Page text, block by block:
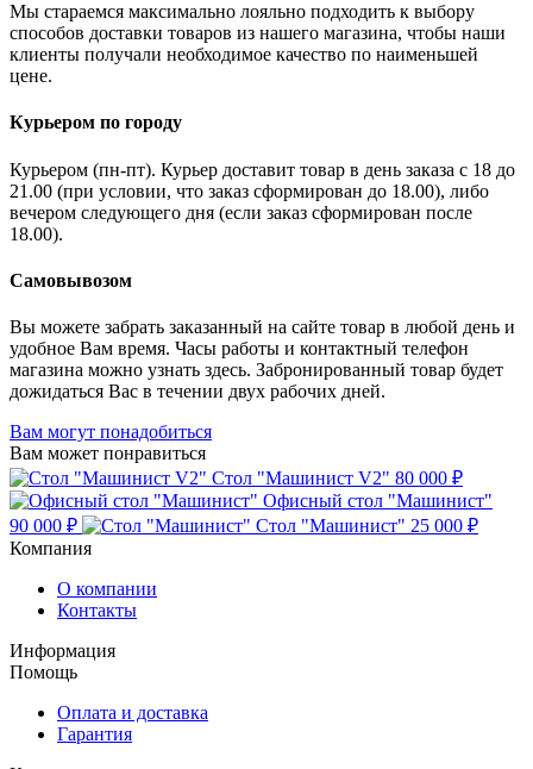
Мы стараемся максимально лояльно подходить к выбору
способов доставки товаров из нашего магазина, чтобы наши
клиенты получали необходимое качество по наименьшей
цене.
Курьером по городу
Курьером (пн-пт). Курьер доставит товар в день заказа с 18 до
21.00 (при условии, что заказ сформирован до 18.00), либо
вечером следующего дня (если заказ сформирован после
18.00).
Самовывозом
Вы можете забрать заказанный на сайте товар в любой день и
удобное Вам время. Часы работы и контактный телефон
магазина можно узнать здесь. Забронированный товар будет
дожидаться Вас в течении двух рабочих дней.
Вам могут понадобиться
Вам может понравиться
Стол "Машинист V2" 80 000 ₽
Офисный стол "Машинист"
90 000 ₽
Стол "Машинист" 25 000 ₽
Компания
О компании
Контакты
Информация
Помощь
Оплата и доставка
Гарантия